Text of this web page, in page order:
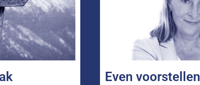
Even voorstellen